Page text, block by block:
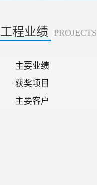
工程业绩 PROJECTS
主要业绩
获奖项目
主要客户